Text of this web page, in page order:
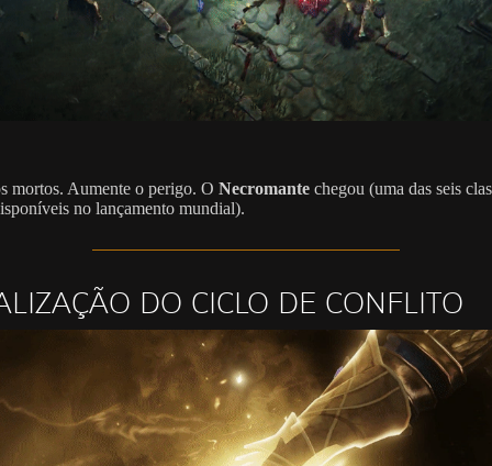
mortos. Aumente o perigo. O Necromante chegou (uma das seis
no lançamento mundial).
DO CICLO DE CONFLITO